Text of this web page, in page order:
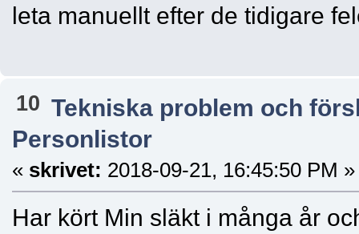
leta manuellt efter de tidigare
10 Tekniska problem och
Personlistor
« skrivet: 2018-09-21, 16:45:50 PM »
Har kört Min släkt i många år